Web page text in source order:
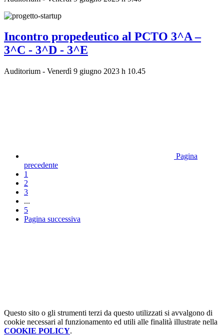
Incontro propedeutico al PCTO 3^A –
3^C - 3^D - 3^E
Auditorium - Venerdì 9 giugno 2023 h 10.45
Pagina
precedente
1
2
3
...
5
Pagina successiva
Questo sito o gli strumenti terzi da questo utilizzati si avvalgono di
cookie necessari al funzionamento ed utili alle finalità illustrate nella
COOKIE POLICY.